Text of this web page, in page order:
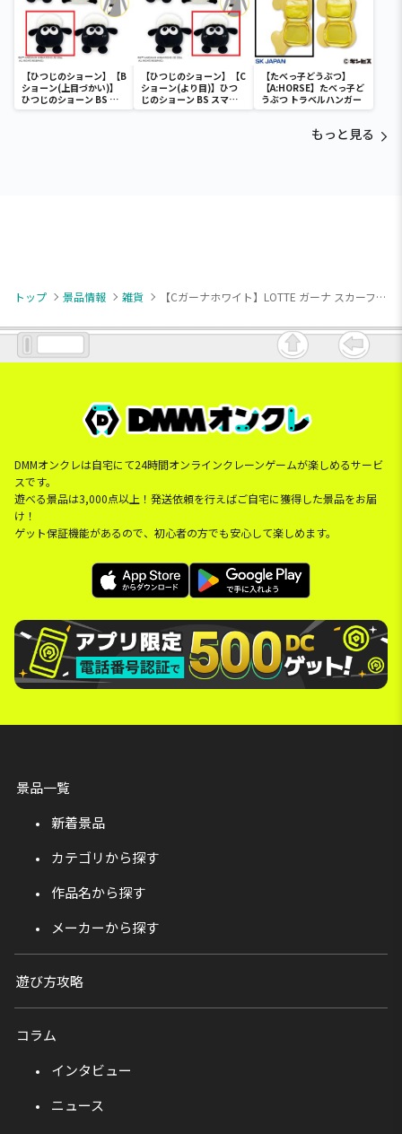
【ひつじのショーン】【B
ショーン(上目づかい)】
ひつじのショーン BS ス
マホショーンルダー
【ひつじのショーン】【C
ショーン(より目)】ひつ
じのショーン BS スマホ
ショーンルダー
【たべっ子どうぶつ】
【A:HORSE】たべっ子ど
うぶつ トラベルハンガー
もっと見る
トップ 景品情報 雑貨 【Cガーナホワイト】LOTTE ガーナ スカーフ付チャームポーチ
DMMオンクレは自宅にて24時間オンラインクレーンゲームが楽しめるサービ
スです。
遊べる景品は3,000点以上！発送依頼を行えばご自宅に獲得した景品をお届
け！
ゲット保証機能があるので、初心者の方でも安心して楽しめます。
景品一覧
新着景品
カテゴリから探す
作品名から探す
メーカーから探す
遊び方攻略
コラム
インタビュー
ニュース